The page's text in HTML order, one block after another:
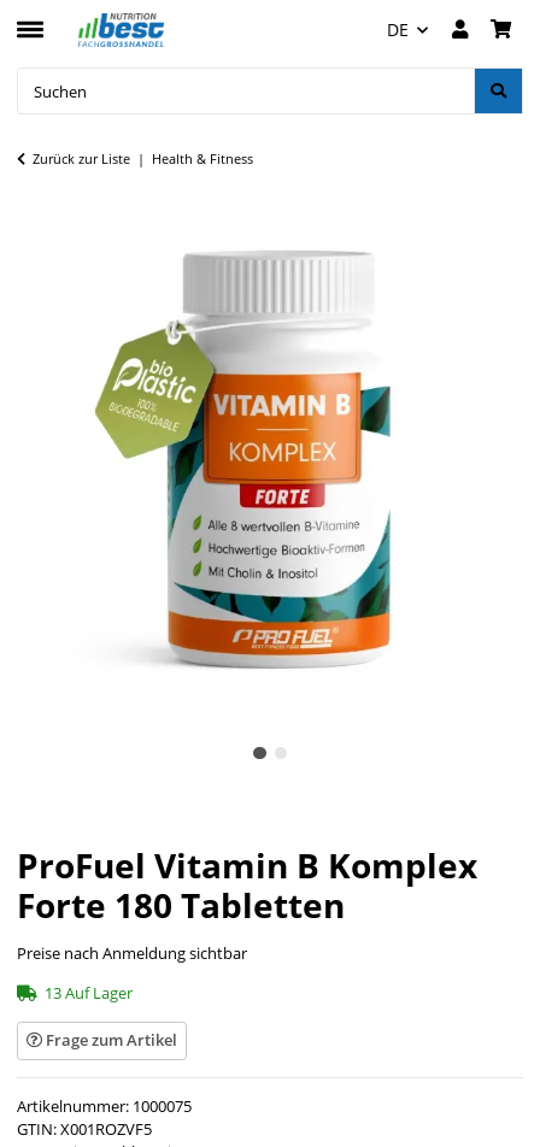
DE
Zurück zur Liste Health & Fitness
ProFuel Vitamin B Komplex
Forte 180 Tabletten
Preise nach Anmeldung sichtbar
13 Auf Lager
Frage zum Artikel
Artikelnummer: 1000075
GTIN:X001ROZVF5